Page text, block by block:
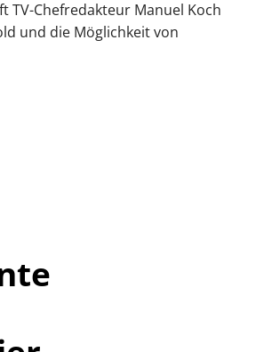
TV-Chefredakteur Manuel Koch
und die Möglichkeit von